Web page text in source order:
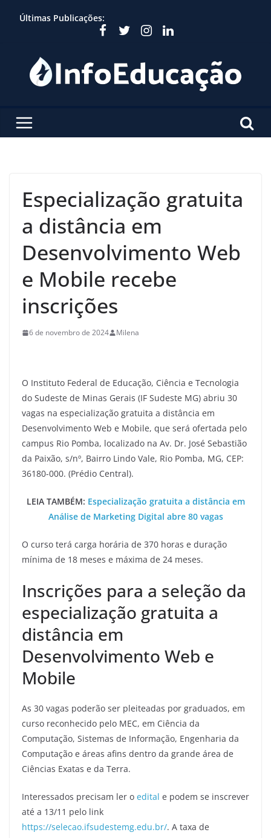
Últimas Publicações:
Especialização gratuita
a distância em
Desenvolvimento Web
e Mobile recebe
inscrições
6 de novembro de 2024 Milena
O Instituto Federal de Educação, Ciência e Tecnologia
do Sudeste de Minas Gerais (IF Sudeste MG) abriu 30
vagas na especialização gratuita a distância em
Desenvolvimento Web e Mobile, que será ofertada pelo
campus Rio Pomba, localizado na Av. Dr. José Sebastião
da Paixão, s/nº, Bairro Lindo Vale, Rio Pomba, MG, CEP:
36180-000. (Prédio Central).
LEIA TAMBÉM: Especialização gratuita a distância em
Análise de Marketing Digital abre 80 vagas
O curso terá carga horária de 370 horas e duração
mínima de 18 meses e máxima de 24 meses.
Inscrições para a seleção da
especialização gratuita a
distância em
Desenvolvimento Web e
Mobile
As 30 vagas poderão ser pleiteadas por graduados, em
curso reconhecido pelo MEC, em Ciência da
Computação, Sistemas de Informação, Engenharia da
Computação e áreas afins dentro da grande área de
Ciências Exatas e da Terra.
Interessados precisam ler o edital e podem se inscrever
até a 13/11 pelo link
https://selecao.ifsudestemg.edu.br/. A taxa de